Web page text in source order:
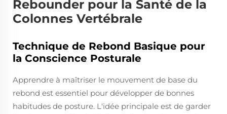
Rebounder pour la Santé de la
Colonnes Vertébrale
Technique de Rebond Basique pour
la Conscience Posturale
Apprendre à maîtriser le mouvement de base du
rebond est essentiel pour développer de bonnes
habitudes de posture. L'idée principale est de garder